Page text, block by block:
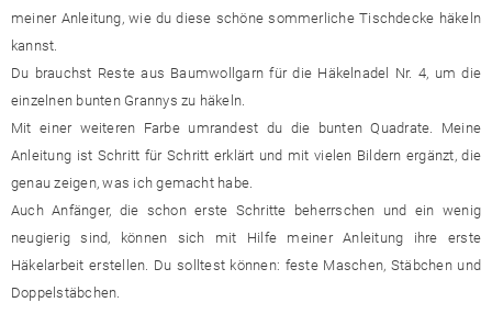
meiner Anleitung, wie du diese schöne sommerliche Tischdecke häkeln
kannst.
Du brauchst Reste aus Baumwollgarn für die Häkelnadel Nr. 4, um die
einzelnen bunten Grannys zu häkeln.
Mit einer weiteren Farbe umrandest du die bunten Quadrate. Meine
Anleitung ist Schritt für Schritt erklärt und mit vielen Bildern ergänzt, die
genau zeigen, was ich gemacht habe.
Auch Anfänger, die schon erste Schritte beherrschen und ein wenig
neugierig sind, können sich mit Hilfe meiner Anleitung ihre erste
Häkelarbeit erstellen. Du solltest können: feste Maschen, Stäbchen und
Doppelstäbchen.